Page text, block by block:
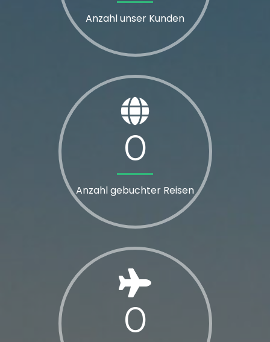
Anzahl unser Kunden
Anzahl gebuchter Reisen
0
0